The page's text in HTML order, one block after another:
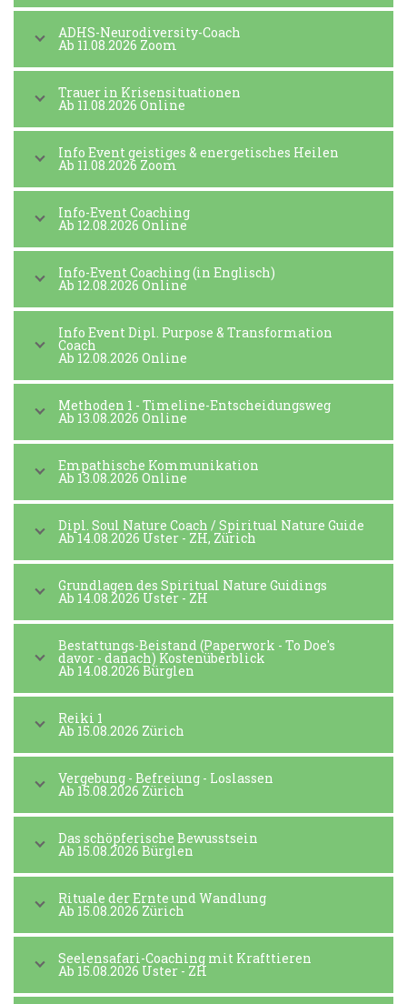
ADHS-Neurodiversity-Coach
Ab 11.08.2026 Zoom
Trauer in Krisensituationen
Ab 11.08.2026 Online
Info Event geistiges & energetisches Heilen
Ab 11.08.2026 Zoom
Info-Event Coaching
Ab 12.08.2026 Online
Info-Event Coaching (in Englisch)
Ab 12.08.2026 Online
Info Event Dipl. Purpose & Transformation
Coach
Ab 12.08.2026 Online
Methoden 1 - Timeline-Entscheidungsweg
Ab 13.08.2026 Online
Empathische Kommunikation
Ab 13.08.2026 Online
Dipl. Soul Nature Coach / Spiritual Nature Guide
Ab 14.08.2026 Uster - ZH, Zürich
Grundlagen des Spiritual Nature Guidings
Ab 14.08.2026 Uster - ZH
Bestattungs-Beistand (Paperwork - To Doe's
davor - danach) Kostenüberblick
Ab 14.08.2026 Bürglen
Reiki 1
Ab 15.08.2026 Zürich
Vergebung - Befreiung - Loslassen
Ab 15.08.2026 Zürich
Das schöpferische Bewusstsein
Ab 15.08.2026 Bürglen
Rituale der Ernte und Wandlung
Ab 15.08.2026 Zürich
Seelensafari-Coaching mit Krafttieren
Ab 15.08.2026 Uster - ZH